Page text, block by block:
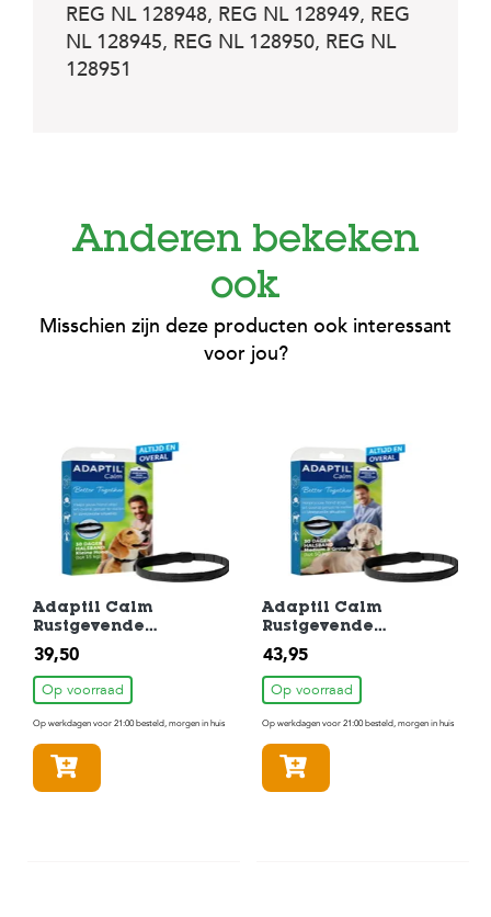
REG NL 128948, REG NL 128949, REG
NL 128945, REG NL 128950, REG NL
128951
Anderen bekeken
ook
Misschien zijn deze producten ook interessant
voor jou?
Adaptil Calm
Rustgevende
Halsband Small-
Medium
39,50
Op voorraad
Op werkdagen voor 21:00 besteld, morgen in huis
Adaptil Calm
Rustgevende
Halsband Medium-
Large
43,95
Op voorraad
Op werkdagen voor 21:00 besteld, morgen in huis